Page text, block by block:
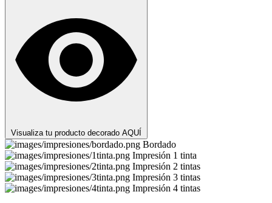
Visualiza tu producto decorado AQUÍ
Bordado
Impresión 1 tinta
Impresión 2 tintas
Impresión 3 tintas
Impresión 4 tintas